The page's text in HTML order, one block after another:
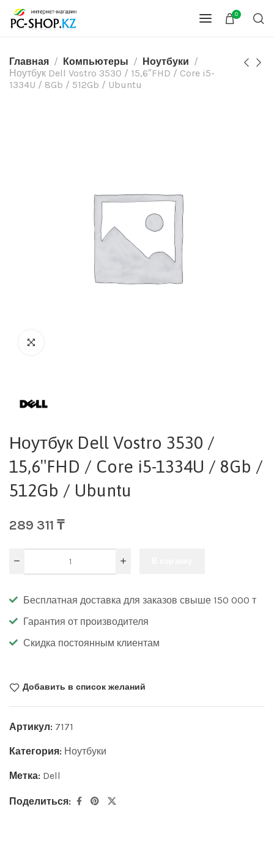
0
Главная Компьютеры
Ноутбуки
Ноутбук Dell Vostro 3530 / 15,6″FHD / Core i5-
1334U / 8Gb / 512Gb / Ubuntu
Ноутбук Dell Vostro 3530 /
15,6″FHD / Core i5-1334U / 8Gb /
512Gb / Ubuntu
289 311 ₸
Бесплатная доставка для заказов свыше 150 000 т
Гарантия от производителя
Скидка постоянным клиентам
Добавить в список желаний
Артикул: 7171
Категория: Ноутбуки
Метка: Dell
Поделиться: